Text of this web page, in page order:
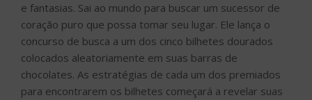
e fantasias. Sai ao mundo para buscar um sucessor de
coração puro que possa tomar seu lugar. Ele lança o
concurso de busca a um dos cinco bilhetes dourados
colocados aleatoriamente em suas barras de
chocolates. As estratégias de cada um dos premiados
para encontrarem os bilhetes começará a revelar suas